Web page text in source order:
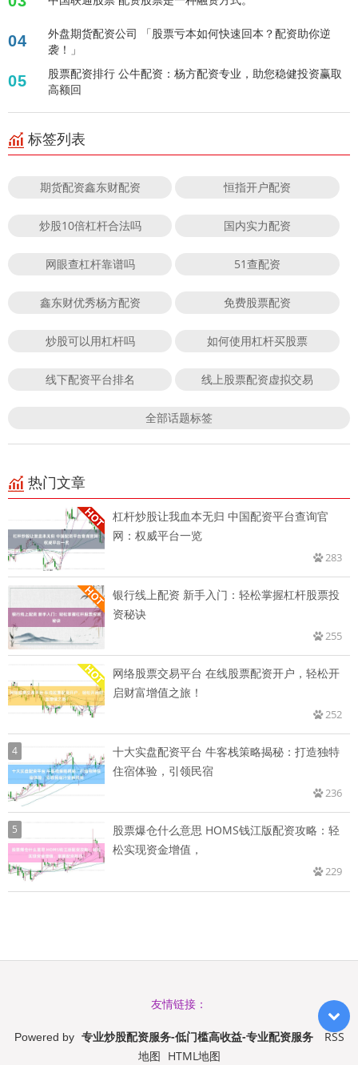
04
外盘期货配资公司 「股票亏本如何快速回本？配资助你逆
袭！」
05
股票配资排行 公牛配资：杨方配资专业，助您稳健投资赢取
高额回
标签列表
期货配资鑫东财配资 恒指开户配资
炒股10倍杠杆合法吗 国内实力配资
网眼查杠杆靠谱吗 51查配资
鑫东财优秀杨方配资 免费股票配资
炒股可以用杠杆吗 如何使用杠杆买股票
线下配资平台排名 线上股票配资虚拟交易
全部话题标签
热门文章
杠杆炒股让我血本无归 中国配资平台查询官
网：权威平台一览
283
银行线上配资 新手入门：轻松掌握杠杆股票投
资秘诀
255
网络股票交易平台 在线股票配资开户，轻松开
启财富增值之旅！
252
4
十大实盘配资平台 牛客栈策略揭秘：打造独特
住宿体验，引领民宿
236
5
股票爆仓什么意思 HOMS钱江版配资攻略：轻
松实现资金增值，
229
友情链接：
Powered by 专业炒股配资服务-低门槛高收益-专业配资服务
RSS
地图 HTML地图